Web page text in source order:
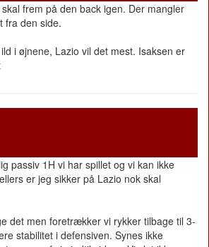
frem på den back igen. Der mangler
fra den side.
i øjnene, Lazio vil det mest. Isaksen er
passiv 1H vi har spillet og vi kan ikke
er jeg sikker på Lazio nok skal
det men foretrækker vi rykker tilbage til 3-
stabilitet i defensiven. Synes ikke